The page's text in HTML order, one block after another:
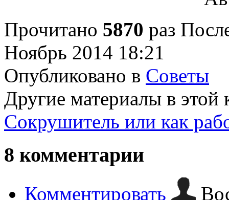
Прочитано 5870 раз
Ноябрь 2014 18:21
Опубликовано в Советы
Другие материалы в этой
Сокрушитель или как
8 комментарии
Комментировать